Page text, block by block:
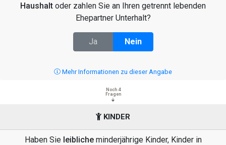
Haushalt oder zahlen Sie an Ihren getrennt lebenden
Ehepartner Unterhalt?
Ja Nein
Mehr Informationen zu dieser Angabe
Noch 4
Fragen
KINDER
Haben Sie leiblicheminderjährige Kinder, Kinder in